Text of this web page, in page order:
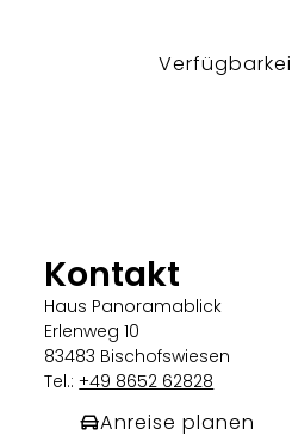
Kontakt
Haus Panoramablick
Erlenweg 10
83483 Bischofswiesen
Tel.:+49 8652 62828
Anreise planen